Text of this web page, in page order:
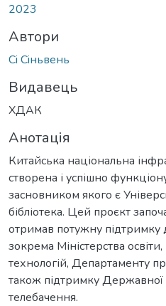
2023
Автори
Сi Сiньвень
Видавець
ХДАК
Анотація
Китайська національна
створена і успішно
засновником якого є
бібліотека. Цей проєкт
отримав потужну підтримку
зокрема Міністерства
технологій, Департаменту
також підтримку Державної
телебачення.